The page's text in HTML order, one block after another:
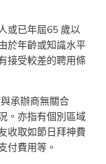
或已年屆65 歲以
於年齡或知識水平
接受較差的聘用條
承辦商無關合
。亦指有個別區域
收取如節日拜神費
付費用等。